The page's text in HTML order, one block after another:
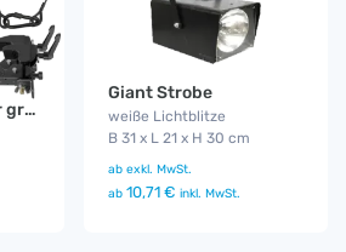
Spiegelkugelmotor groß
Giant Strobe
weiße Lichtblitze
B 31 x L 21 x H 30 cm
ab exkl. MwSt.
ab 10,71 € inkl. MwSt.